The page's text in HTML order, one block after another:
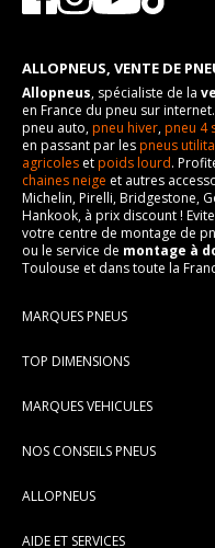
ALLOPNEUS, VENTE DE
Allopneus, spécialiste de la
en France du pneu sur
pneu auto,pneu hiver,pneu 4
en passant par lespneus
agricoles etpoids lourd.
chaines neige et autres
Michelin, Pirelli, Bridgestone,
Hankook, à prix discount !
votre centre de montage de
ou le service de montage à
Toulouse et dans toute la
MARQUES PNEUS
Pneus Continental
Pneus Hankook
Pneus Dunlop
TOP DIMENSIONS
195/65R15
MARQUES VEHICULES
Peugeot
NOS CONSEILS PNEUS
Pression pneu
ALLOPNEUS
AIDE ET SERVICES